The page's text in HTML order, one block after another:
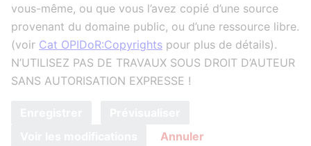
vous-même, ou que vous l’avez copié d’une source
provenant du domaine public, ou d’une ressource libre.
(voir Cat OPIDoR:Copyrights pour plus de détails).
N’UTILISEZ PAS DE TRAVAUX SOUS DROIT D’AUTEUR
SANS AUTORISATION EXPRESSE !
Annuler